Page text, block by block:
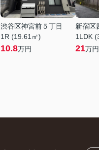
渋谷区神宮前５丁目
1R (19.61㎡)
10.8万円
新宿区
1LDK
21万円